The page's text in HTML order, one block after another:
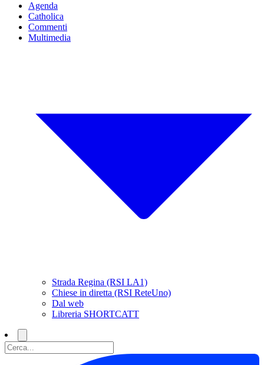
Agenda
Catholica
Commenti
Multimedia
Strada Regina (RSI LA1)
Chiese in diretta (RSI ReteUno)
Dal web
Libreria SHORTCATT